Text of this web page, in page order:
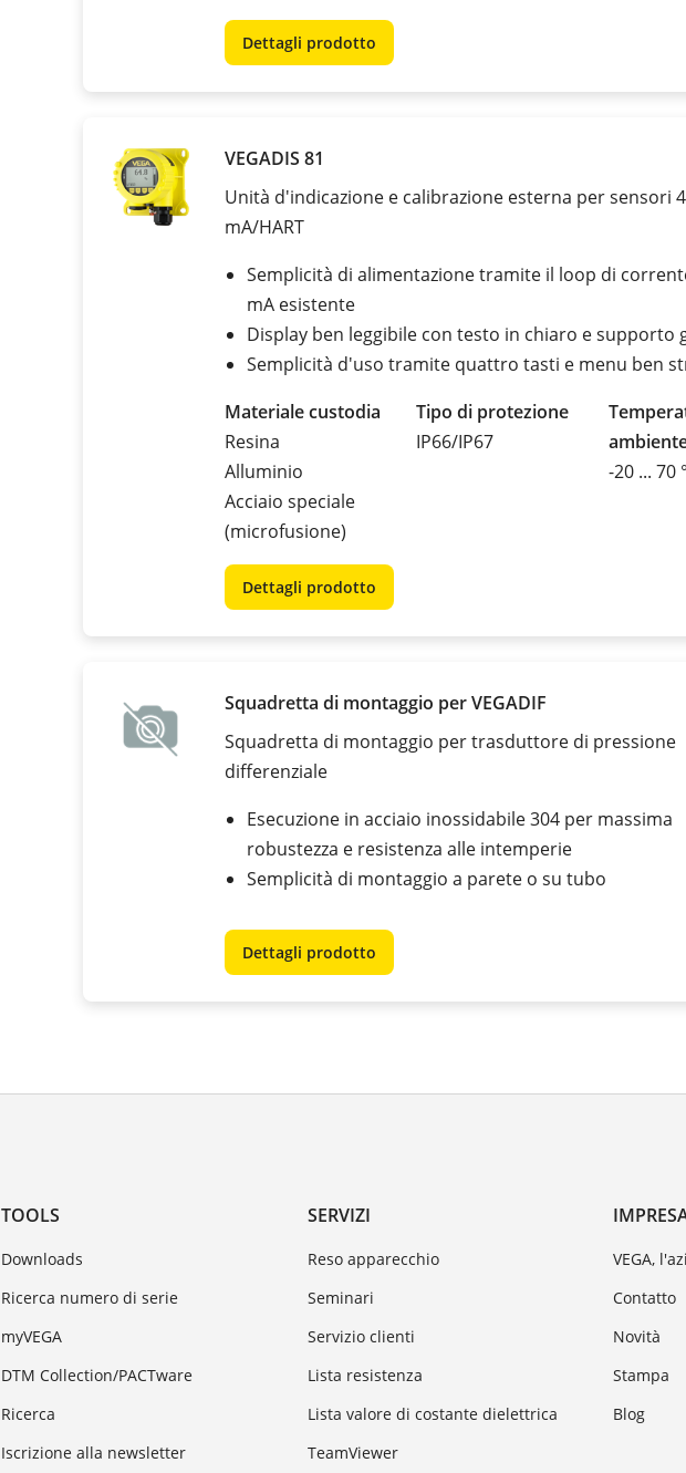
Dettagli prodotto
VEGADIS 81
Unità d'indicazione e calibrazione esterna per sensori
mA/HART
Semplicità di alimentazione tramite il loop di
mA esistente
Display ben leggibile con testo in chiaro e supporto
Semplicità d'uso tramite quattro tasti e menu ben
Materiale custodia
Resina
Alluminio
Acciaio speciale
(microfusione)
Tipo di protezione
IP66/IP67
-20 ... 70
Dettagli prodotto
Squadretta di montaggio per VEGADIF
Squadretta di montaggio per trasduttore di pressione
differenziale
Esecuzione in acciaio inossidabile 304 per massima
robustezza e resistenza alle intemperie
Semplicità di montaggio a parete o su tubo
Dettagli prodotto
TOOLS
Downloads
Ricerca numero di serie
myVEGA
DTM Collection/PACTware
Ricerca
Iscrizione alla newsletter
SERVIZI
Reso apparecchio
Seminari
Servizio clienti
Lista resistenza
Lista valore di costante dielettrica
TeamViewer
VEGA,
Contatto
Novità
Stampa
Blog